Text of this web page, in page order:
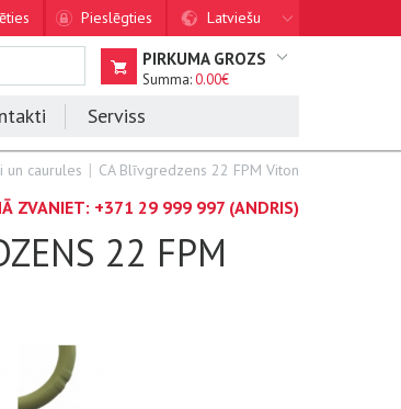
Pieslēgties Latviešu
PIRKUMA GROZS
Summa:0.00€
Serviss
un caurules CA Blīvgredzens 22 FPM Viton
ZVANIET: +371 29 999 997 (ANDRIS)
22 FPM